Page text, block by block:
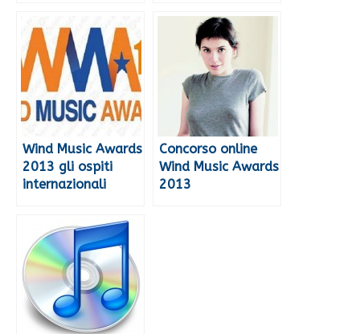
Wind Music Awards
2013 gli ospiti
internazionali
Concorso online
Wind Music Awards
2013